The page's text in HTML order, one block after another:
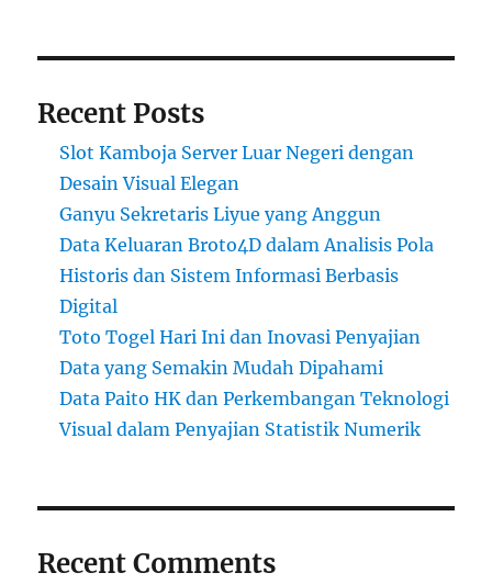
Recent Posts
Slot Kamboja Server Luar Negeri dengan
Desain Visual Elegan
Ganyu Sekretaris Liyue yang Anggun
Data Keluaran Broto4D dalam Analisis Pola
Historis dan Sistem Informasi Berbasis
Digital
Toto Togel Hari Ini dan Inovasi Penyajian
Data yang Semakin Mudah Dipahami
Data Paito HK dan Perkembangan Teknologi
Visual dalam Penyajian Statistik Numerik
Recent Comments